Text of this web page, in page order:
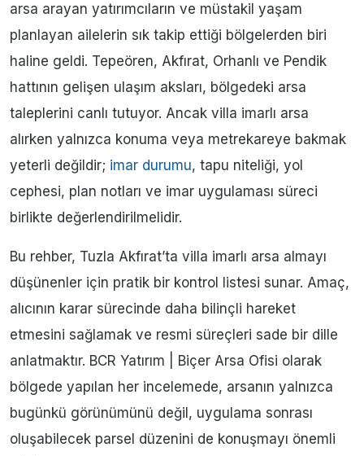
arsa arayan yatırımcıların ve müstakil yaşam
planlayan ailelerin sık takip ettiği bölgelerden biri
haline geldi. Tepeören, Akfırat, Orhanlı ve Pendik
hattının gelişen ulaşım aksları, bölgedeki arsa
taleplerini canlı tutuyor. Ancak villa imarlı arsa
alırken yalnızca konuma veya metrekareye bakmak
yeterli değildir; imar durumu, tapu niteliği, yol
cephesi, plan notları ve imar uygulaması süreci
birlikte değerlendirilmelidir.
Bu rehber, Tuzla Akfırat’ta villa imarlı arsa almayı
düşünenler için pratik bir kontrol listesi sunar. Amaç,
alıcının karar sürecinde daha bilinçli hareket
etmesini sağlamak ve resmi süreçleri sade bir dille
anlatmaktır. BCR Yatırım | Biçer Arsa Ofisi olarak
bölgede yapılan her incelemede, arsanın yalnızca
bugünkü görünümünü değil, uygulama sonrası
oluşabilecek parsel düzenini de konuşmayı önemli